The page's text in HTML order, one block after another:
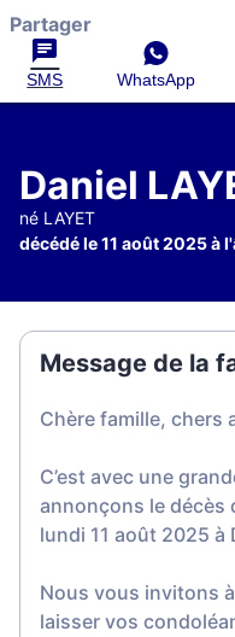
Partager
SMS WhatsApp
Daniel
né LAYET
décédé le 11 août 2025 à
Message de la
Chère famille, chers
C’est avec une
annonçons le décès
lundi 11 août 2025 à
Nous vous invitons
laisser vos